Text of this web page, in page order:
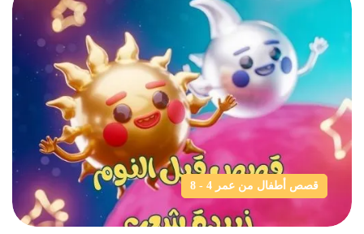
قصص أطفال من عمر 4 - 8